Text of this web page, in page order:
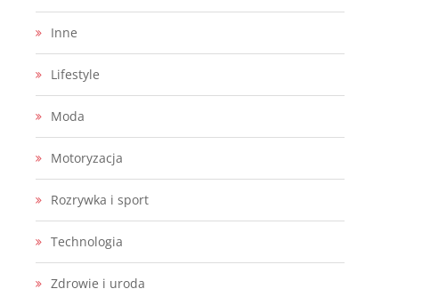
Inne
Lifestyle
Moda
Motoryzacja
Rozrywka i sport
Technologia
Zdrowie i uroda